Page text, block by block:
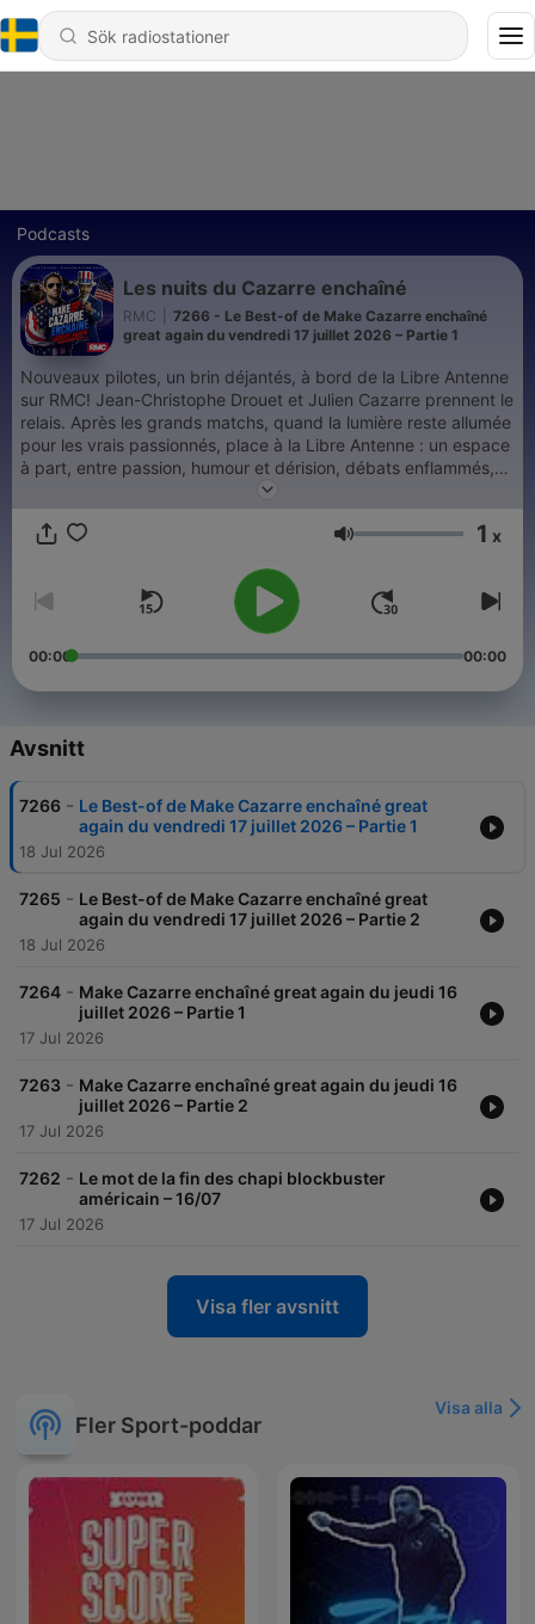
Podcasts
Les nuits du Cazarre enchaîné
RMC
7266 - Le Best-of de Make Cazarre enchaîné
great again du vendredi 17 juillet 2026 – Partie 1
Nouveaux pilotes, un brin déjantés, à bord de la Libre Antenne
sur RMC! Jean-Christophe Drouet et Julien Cazarre prennent le
relais. Après les grands matchs, quand la lumière reste allumée
pour les vrais passionnés, place à la Libre Antenne : un espace
à part, entre passion, humour et dérision, débats enflammés,
franc-parler et second degré. Un rendez-vous nocturne à la
vannes, imitations et grands moments de radio imprévisibles !
Volym 1 x
00:00 00:00
Avsnitt
7266 - Le Best-of de Make Cazarre enchaîné great
again du vendredi 17 juillet 2026 – Partie 1
18 Jul 2026
7265 - Le Best-of de Make Cazarre enchaîné great
again du vendredi 17 juillet 2026 – Partie 2
18 Jul 2026
7264 - Make Cazarre enchaîné great again du jeudi 16
juillet 2026 – Partie 1
17 Jul 2026
7263 - Make Cazarre enchaîné great again du jeudi 16
juillet 2026 – Partie 2
17 Jul 2026
7262 - Le mot de la fin des chapi blockbuster
américain – 16/07
17 Jul 2026
Visa fler avsnitt
Fler Sport-poddar
Visa alla